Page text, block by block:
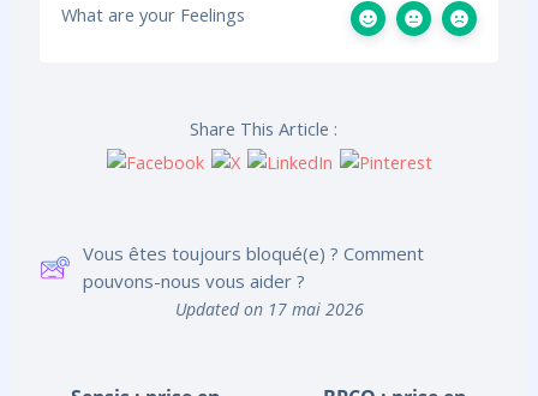
What are your Feelings
Share This Article :
Vous êtes toujours bloqué(e) ? Comment
pouvons-nous vous aider ?
Updated on 17 mai 2026